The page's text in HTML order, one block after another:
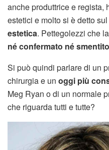
anche produttrice e regista,
estetici e molto si è detto
estetica. Pettegolezzi che
né confermato né smentito
Si può quindi parlare di un
chirurgia e un oggi più
Meg Ryan o di un normale
che riguarda tutti e tutte?